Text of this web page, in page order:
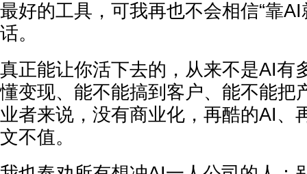
最好的工具，可我再也不会相信“靠
话。
真正能让你活下去的，从来不是AI有
懂变现、能不能搞到客户、能不能把
业者来说，没有商业化，再酷的AI、
文不值。